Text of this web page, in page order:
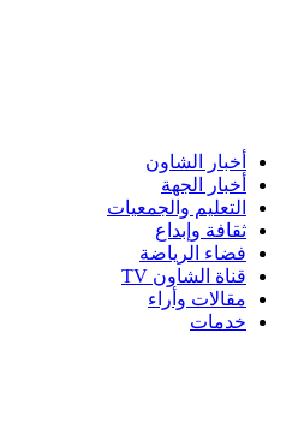
أخبار الشاون
أخبار الجهة
التعليم والجمعيات
ثقافة وإبداع
فضاء الرياضة
قناة الشاون TV
مقالات وأراء
خدمات